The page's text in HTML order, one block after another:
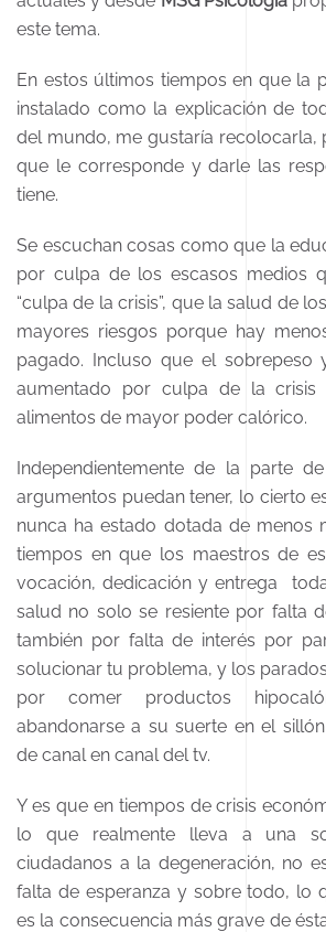
este tema.
En estos últimos tiempos en que la
instalado como la explicación de
del mundo, me gustaría recolocarla,
que le corresponde y darle las
tiene.
Se escuchan cosas como que la
por culpa de los escasos medios
“culpa de la crisis”, que la salud de
mayores riesgos porque hay
pagado. Incluso que el sobrepeso
aumentado por culpa de la
alimentos de mayor poder calórico.
Independientemente de la parte
argumentos puedan tener, lo cierto
nunca ha estado dotada de menos
tiempos en que los maestros de
vocación, dedicación y entrega
salud no solo se resiente por falta
también por falta de interés por
solucionar tu problema, y los
por comer productos
abandonarse a su suerte en el
de canal en canal del tv.
Y es que en tiempos de crisis
lo que realmente lleva a una
ciudadanos a la degeneración, no
falta de esperanza y sobre todo, lo
es la consecuencia más grave de